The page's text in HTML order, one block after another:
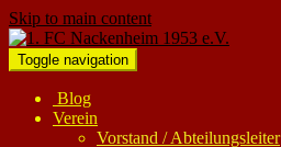
Skip to main content
Toggle navigation
Blog
Verein
Vorstand / Abteilungsleiter